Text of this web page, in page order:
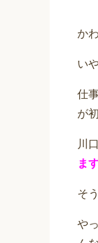
か
い
仕
が
川
ま
そ
や